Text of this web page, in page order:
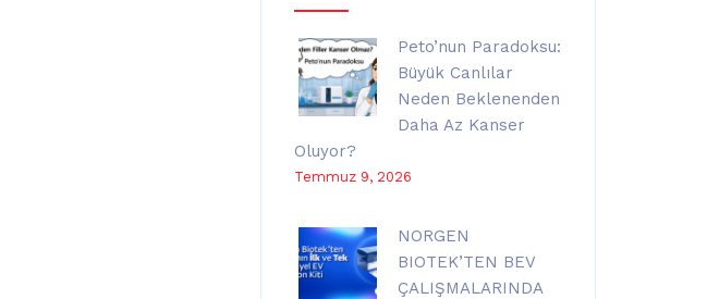
Peto’nun Paradoksu:
Büyük Canlılar
Neden Beklenenden
Daha Az Kanser
Oluyor?
Temmuz 9, 2026
NORGEN
BIOTEK’TEN BEV
ÇALIŞMALARINDA